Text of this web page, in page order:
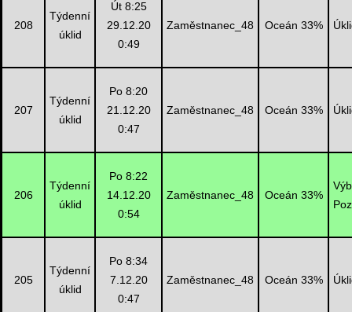
208
Týdenní
úklid
Út 8:25
29.12.20
0:49
Zaměstnanec_48 Oceán 33%
207
Týdenní
úklid
Po 8:20
21.12.20
0:47
Zaměstnanec_48 Oceán 33%
206
Týdenní
úklid
Po 8:22
14.12.20
0:54
Zaměstnanec_48 Oceán 33%
205
Týdenní
úklid
Po 8:34
7.12.20
0:47
Zaměstnanec_48 Oceán 33%